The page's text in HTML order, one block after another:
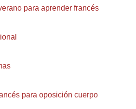
para aprender francés
para oposición cuerpo